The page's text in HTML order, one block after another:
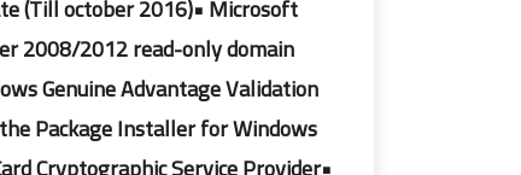
(Till october 2016)• Microsoft
2008/2012 read-only domain
Genuine Advantage Validation
Package Installer for Windows